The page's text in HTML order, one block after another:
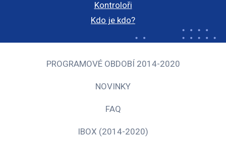
Kontroloři
Kdo je kdo?
PROGRAMOVÉ OBDOBÍ 2014-2020
NOVINKY
FAQ
IBOX (2014-2020)